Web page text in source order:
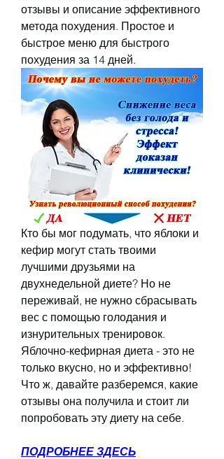
отзывы и описание эффективного
метода похудения. Простое и
быстрое меню для быстрого
похудения за 14 дней.
Кто бы мог подумать, что яблоки и
кефир могут стать твоими
лучшими друзьями на
двухнедельной диете? Но не
переживай, не нужно сбрасывать
вес с помощью голодания и
изнурительных тренировок.
Яблочно-кефирная диета - это не
только вкусно, но и эффективно!
Что ж, давайте разберемся, какие
отзывы она получила и стоит ли
попробовать эту диету на себе.
ПОДРОБНЕЕ ЗДЕСЬ